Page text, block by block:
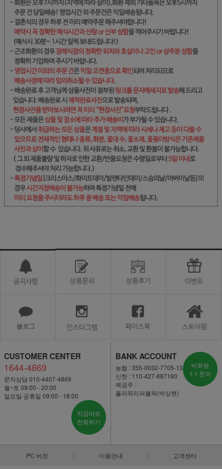
CUSTOMER CENTER
1644-4869
문자상담 010-4407-4869
월~토 09:00 - 20:00
일요일·공휴일 09:00 - 18:00
지금바로
전화하기
BANK ACCOUNT
농협 : 355-0032-7705-13
신한 : 110-427-887160
예금주 :
플라워리퍼블릭(박상현)
비회원
1:1 문의
PC 버전 이용안내 고객센터